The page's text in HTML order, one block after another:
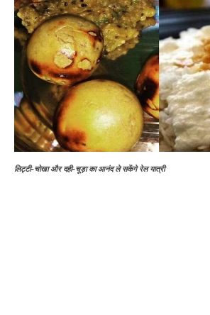
लिट्टी-चोखा और दही-चूड़ा का आनंद ले सकेंगे रेल यात्री